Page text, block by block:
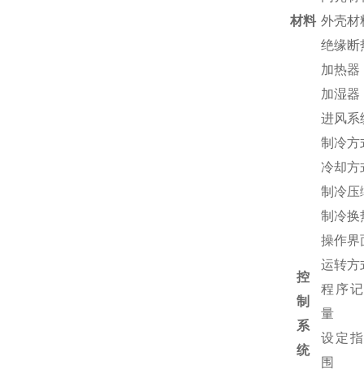
材料 外壳材
绝缘断
控
制
系
统
加热器
加湿器
进风系
制冷方
冷却方
制冷压
制冷换
操作界
运转方
程序
量
设定
围